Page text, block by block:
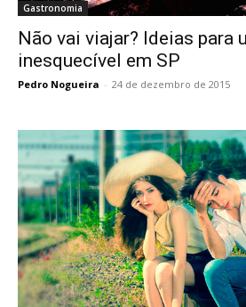
Gastronomia
Não vai viajar? Ideias para
inesquecível em SP
Pedro Nogueira - 24 de dezembro de 2015